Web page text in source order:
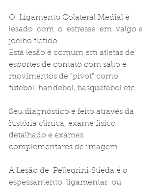
O  Ligamento Colateral Medial é
lesado  com  o  estresse  em  valgo e
joelho fletido.
Está lesão é comum em atletas de
esportes de contato com salto e
movimentos de “pivot” como
futebol, handebol, basquetebol etc.
Seu diagnóstico é feito através da
história clínica, exame físico
detalhado e exames
complementares de imagem.
A Lesão de  Pellegrini‑Stieda é o
espessamento  ligamentar  ou